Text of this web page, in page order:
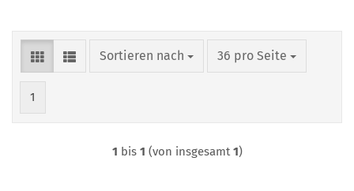
Sortieren nach
Sortieren nach 36 pro Seite
pro Seite
1
1 bis 1 (von insgesamt1)